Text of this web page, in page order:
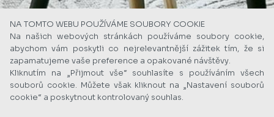
NA TOMTO WEBU POUŽÍVÁME SOUBORY COOKIE
Na našich webových stránkách používáme soubory cookie,
abychom vám poskytli co nejrelevantnější zážitek tím, že si
zapamatujeme vaše preference a opakované návštěvy.
Kliknutím na „Přijmout vše“ souhlasíte s používáním všech
souborů cookie. Můžete však kliknout na „Nastavení souborů
cookie“ a poskytnout kontrolovaný souhlas.